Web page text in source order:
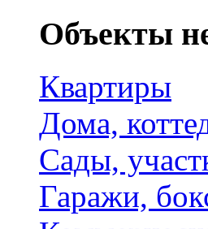
Объекты
Квартиры
Дома,
Сады,
Гаражи,